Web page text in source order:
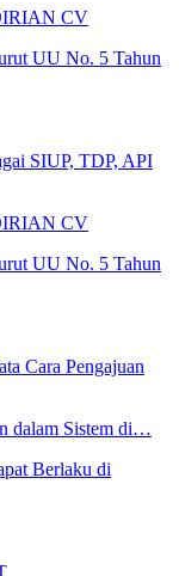
CV
UU No. 5 Tahun
SIUP, TDP, API
CV
UU No. 5 Tahun
Cara Pengajuan
dalam Sistem di…
Berlaku di